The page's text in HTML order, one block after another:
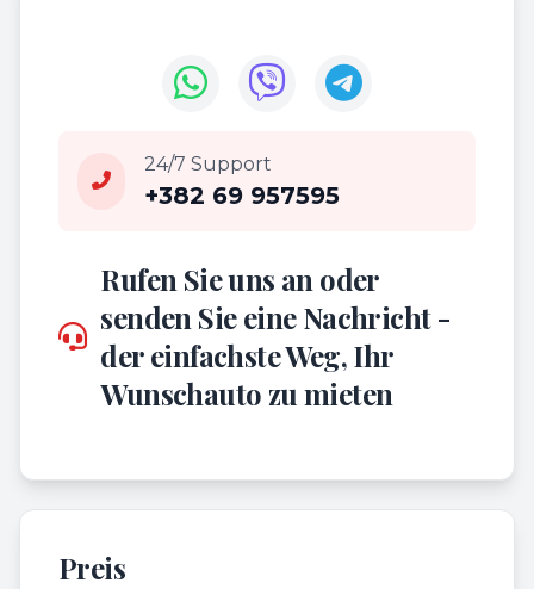
24/7 Support
+382 69 957595
Rufen Sie uns an oder
senden Sie eine Nachricht -
der einfachste Weg, Ihr
Wunschauto zu mieten
Preis